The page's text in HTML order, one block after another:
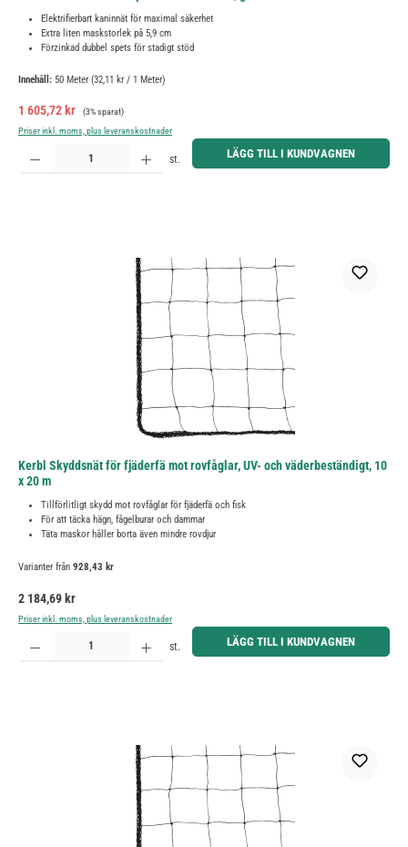
Elektrifierbart kaninnät för maximal säkerhet
Extra liten maskstorlek på 5,9 cm
Förzinkad dubbel spets för stadigt stöd
Innehåll: 50 Meter (32,11 kr / 1 Meter)
Försäljningspris:
1 605,72 kr Ordinarie pris:
(3% sparat)
Priser inkl. moms, plus leveranskostnader
Produktkvantitet: Ange önskat belopp eller använd knapparna för att öka eller minska kvantiteten.
st. LÄGG TILL I KUNDVAGNEN
Kerbl Skyddsnät för fjäderfä mot rovfåglar, UV- och väderbeständigt, 10
x 20 m
Tillförlitligt skydd mot rovfåglar för fjäderfä och fisk
För att täcka hägn, fågelburar och dammar
Täta maskor håller borta även mindre rovdjur
Varianter från 928,43 kr
Ordinarie pris:
2 184,69 kr
Priser inkl. moms, plus leveranskostnader
Produktkvantitet: Ange önskat belopp eller använd knapparna för att öka eller minska kvantiteten.
st. LÄGG TILL I KUNDVAGNEN